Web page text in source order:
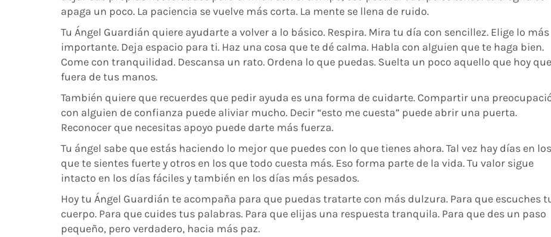
apaga un poco. La paciencia se vuelve más corta. La mente se llena de ruido.
Tu Ángel Guardián quiere ayudarte a volver a lo básico. Respira. Mira tu día con sencillez. Elige lo más
importante. Deja espacio para ti. Haz una cosa que te dé calma. Habla con alguien que te haga bien.
Come con tranquilidad. Descansa un rato. Ordena lo que puedas. Suelta un poco aquello que hoy
fuera de tus manos.
También quiere que recuerdes que pedir ayuda es una forma de cuidarte. Compartir una
con alguien de confianza puede aliviar mucho. Decir “esto me cuesta” puede abrir una puerta.
Reconocer que necesitas apoyo puede darte más fuerza.
Tu ángel sabe que estás haciendo lo mejor que puedes con lo que tienes ahora. Tal vez hay días en los
que te sientes fuerte y otros en los que todo cuesta más. Eso forma parte de la vida. Tu valor sigue
intacto en los días fáciles y también en los días más pesados.
Hoy tu Ángel Guardián te acompaña para que puedas tratarte con más dulzura. Para que escuches
cuerpo. Para que cuides tus palabras. Para que elijas una respuesta tranquila. Para que des un paso
pequeño, pero verdadero, hacia más paz.